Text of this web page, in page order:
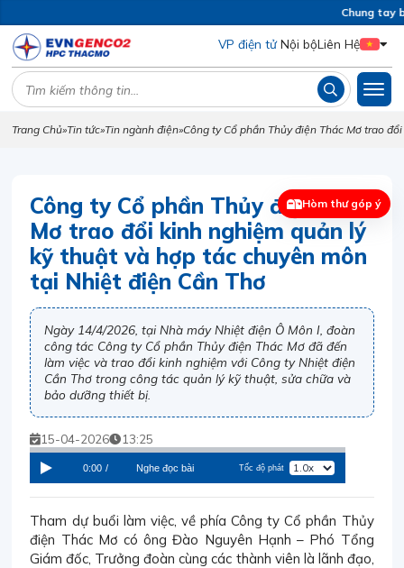
Chung tay
VP điện tử Nội bộLiên Hệ
Trang Chủ»Tin tức»Tin ngành điện»Công ty Cổ phần Thủy điện Thác Mơ trao
Công ty Cổ phần Thủy điện Thác
Mơ trao đổi kinh nghiệm quản lý
kỹ thuật và hợp tác chuyên môn
tại Nhiệt điện Cần Thơ
Ngày 14/4/2026, tại Nhà máy Nhiệt điện Ô Môn I, đoàn
công tác Công ty Cổ phần Thủy điện Thác Mơ đã đến
làm việc và trao đổi kinh nghiệm với Công ty Nhiệt điện
Cần Thơ trong công tác quản lý kỹ thuật, sửa chữa và
bảo dưỡng thiết bị.
15-04-2026 13:25
0:00 / Nghe đọc bài Tốc độ phát
Tham dự buổi làm việc, về phía Công ty Cổ phần Thủy
điện Thác Mơ có ông Đào Nguyên Hạnh – Phó Tổng
Giám đốc, Trưởng đoàn cùng các thành viên là lãnh đạo,
Hòm thư góp ý